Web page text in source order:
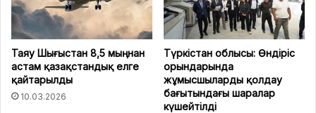
Таяу Шығыстан 8,5 мыңнан
астам қазақстандық елге
қайтарылды
10.03.2026
Түркістан облысы: Өндіріс
орындарында
жұмысшыларды қолдау
бағытындағы шаралар
күшейтілді